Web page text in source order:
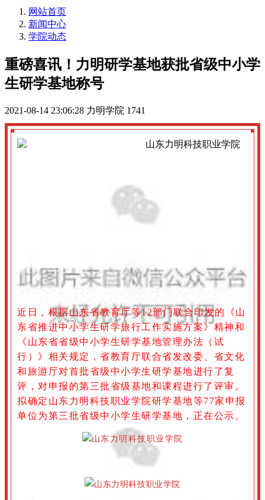
网站首页
新闻中心
学院动态
重磅喜讯！力明研学基地获批省级中小学
生研学基地称号
2021-08-14 23:06:28 力明学院 1741
近日，根据山东省教育厅等12部门联合印发的《山
东省推进中小学生研学旅行工作实施方案》精神和
《山东省省级中小学生研学基地管理办法（试
行）》相关规定，省教育厅联合省发改委、省文化
和旅游厅对首批省级中小学生研学基地进行了复
评，对申报的第三批省级基地和课程进行了评审。
拟确定山东力明科技职业学院研学基地等77家申报
单位为第三批省级中小学生研学基地，正在公示。